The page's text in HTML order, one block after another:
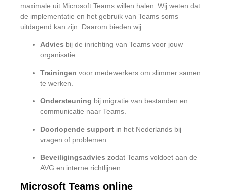
maximale uit Microsoft Teams willen halen. Wij weten dat
de implementatie en het gebruik van Teams soms
uitdagend kan zijn. Daarom bieden wij:
Advies bij de inrichting van Teams voor jouw
organisatie.
Trainingen voor medewerkers om slimmer samen
te werken.
Ondersteuning bij migratie van bestanden en
communicatie naar Teams.
Doorlopende support in het Nederlands bij
vragen of problemen.
Beveiligingsadvies zodat Teams voldoet aan de
AVG en interne richtlijnen.
Microsoft Teams online